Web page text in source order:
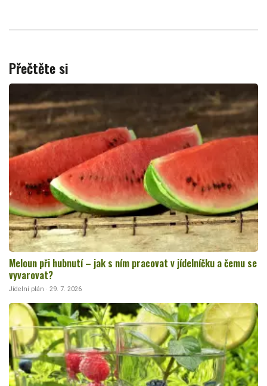
Přečtěte si
Meloun při hubnutí – jak s ním pracovat v jídelníčku a čemu se
vyvarovat?
Jídelní plán · 29. 7. 2026